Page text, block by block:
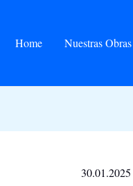
Home Nuestras Obras
30.01.2025